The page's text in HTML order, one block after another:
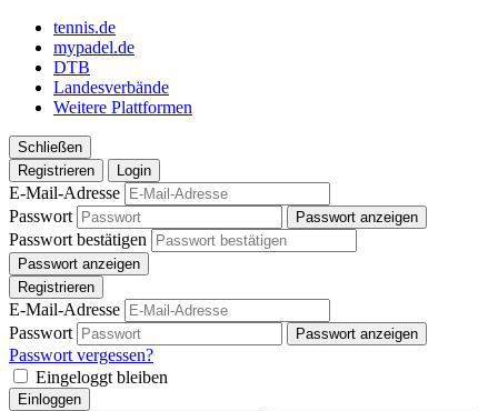
tennis.de
mypadel.de
DTB
Landesverbände
Weitere Plattformen
Schließen
Registrieren
Login
E-Mail-Adresse
Passwort
Passwort anzeigen
Passwort bestätigen
Passwort anzeigen
Registrieren
E-Mail-Adresse
Passwort
Passwort anzeigen
Passwort vergessen?
Eingeloggt bleiben
Einloggen